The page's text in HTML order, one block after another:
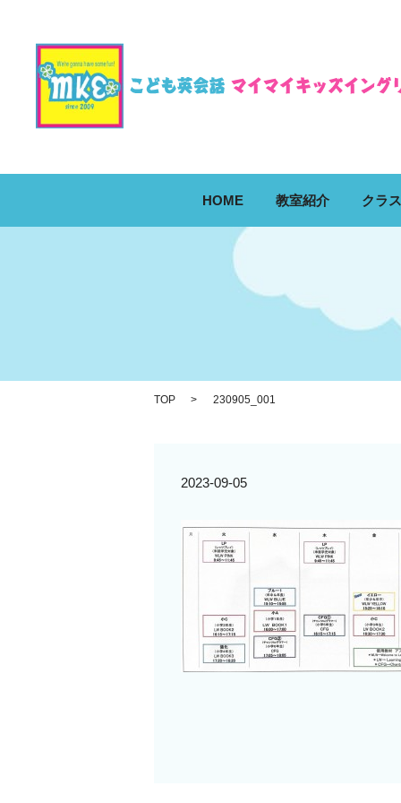
HOME 教室紹介 クラ
TOP 230905_001
2023-09-05